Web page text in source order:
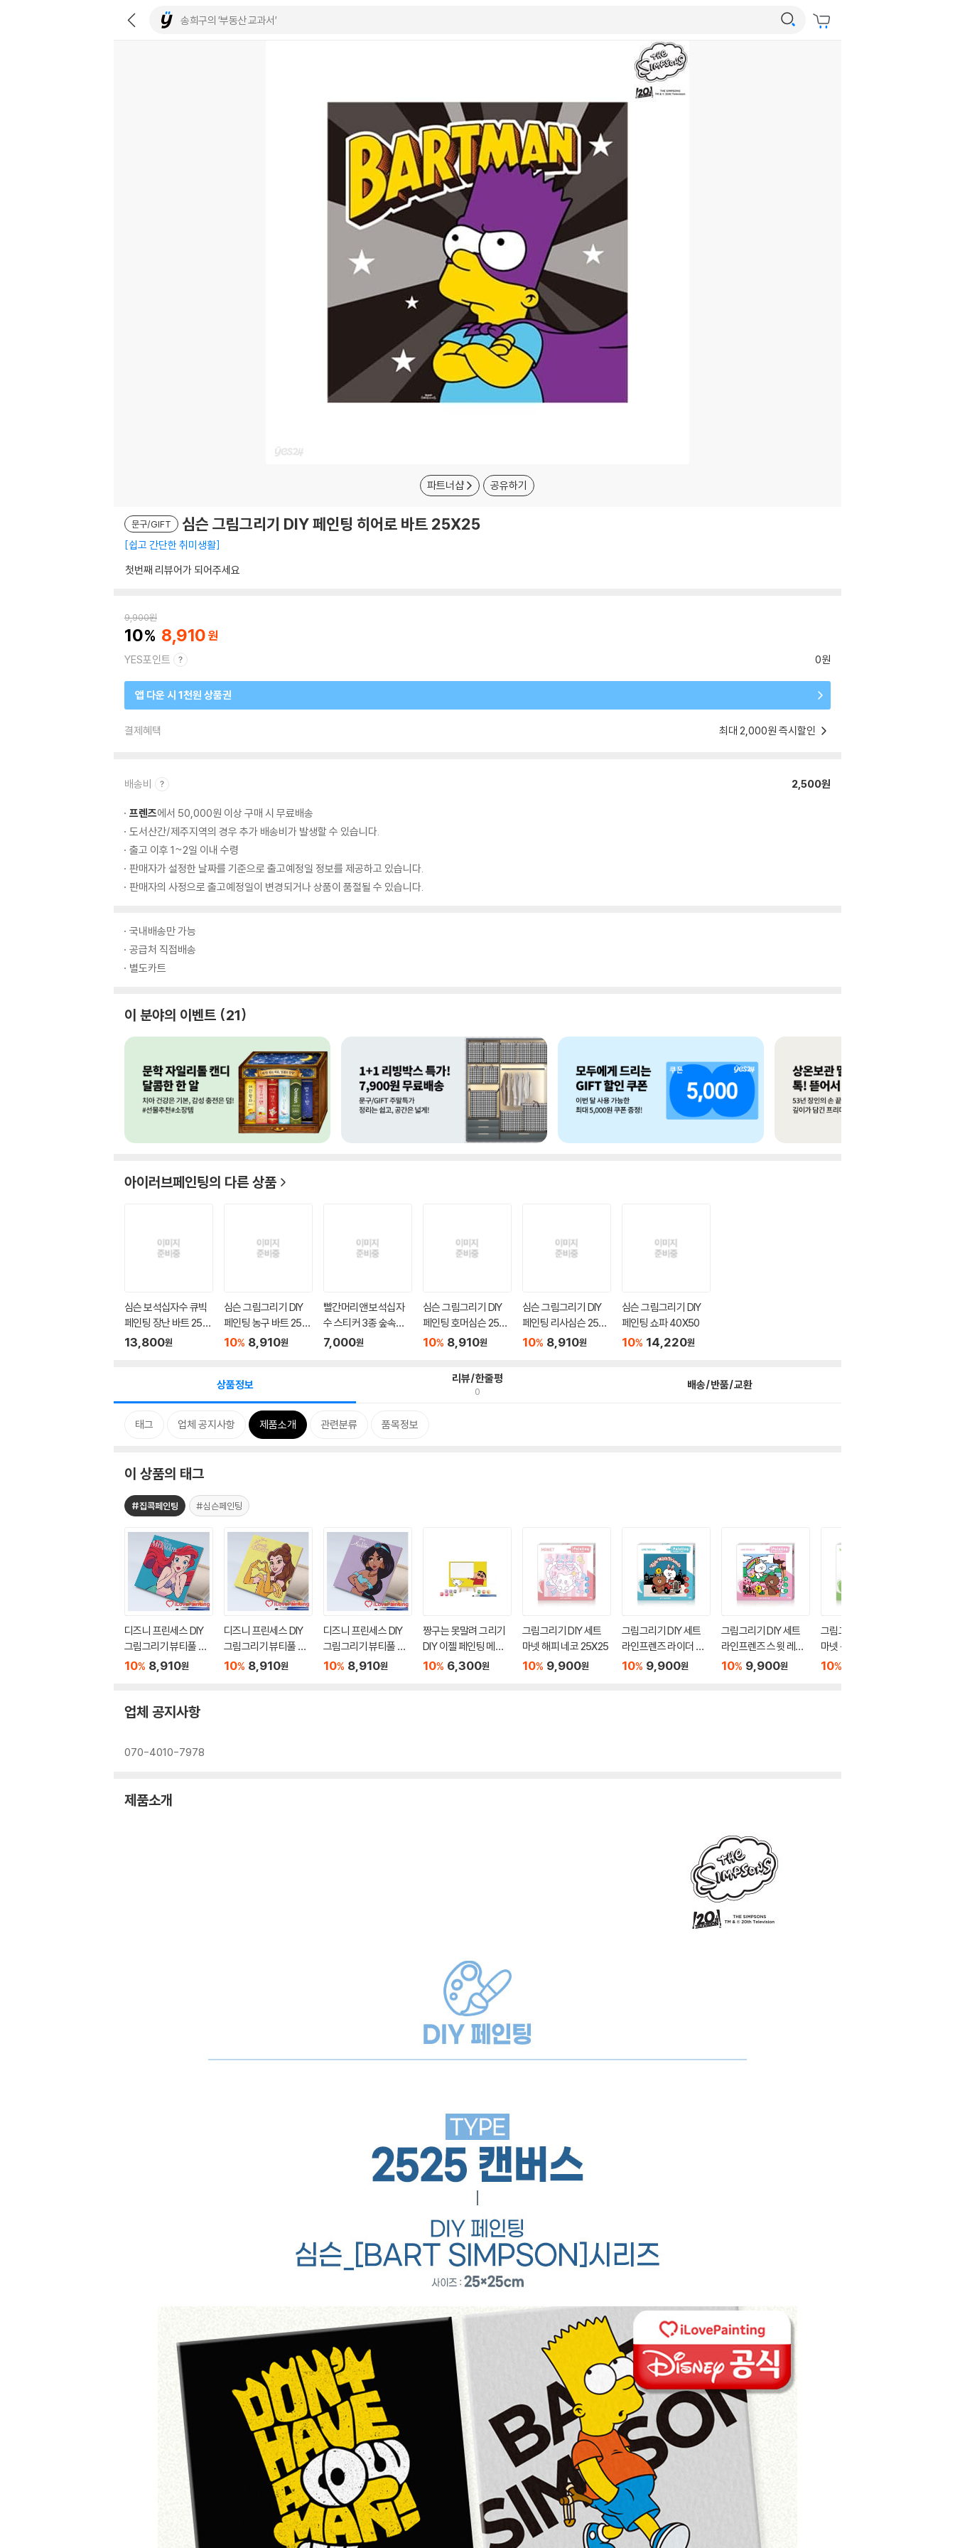
파트너샵 공유하기
문구/GIFT 심슨 그림그리기 DIY 페인팅 히어로 바트 25X25
쉽고 간단한 취미생활
첫번째 리뷰어가 되어주세요
9,900원
10 8,910
YES포인트 0원
앱 다운 시 1천원 상품권
결제혜택 최대 2,000원 즉시할인
배송비 2,500원
프렌즈에서 50,000원 이상 구매 시 무료배송
도서산간/제주지역의 경우 추가 배송비가 발생할 수 있습니다.
출고 이후 1~2일 이내 수령
판매자가 설정한 날짜를 기준으로 출고예정일 정보를 제공하고 있습니다.
판매자의 사정으로 출고예정일이 변경되거나 상품이 품절될 수 있습니다.
국내배송만 가능
공급처 직접배송
별도카트
이 분야의 이벤트 21
아이러브페인팅의 다른 상품
심슨 보석십자수 큐빅
페인팅 장난 바트 25X
25
13,800원
심슨 그림그리기 DIY
페인팅 농구 바트 25X
25
10% 8,910원
빨간머리앤 보석십자
수 스티커 3종 숲속의
요정 1...
7,000원
심슨 그림그리기 DIY
페인팅 호머심슨 25X2
5
10% 8,910원
심슨 그림그리기 DIY
페인팅 리사심슨 25X2
5
10% 8,910원
심슨 그림그리기 DIY
페인팅 쇼파 40X50
10% 14,220원
상품정보 리뷰/한줄평
0 배송/반품/교환
태그 업체 공지사항 제품소개 관련분류 품목정보
이 상품의 태그
#집콕페인팅 #심슨페인팅
디즈니 프린세스 DIY
그림그리기 뷰티풀 에
리얼 25X25
10% 8,910원
디즈니 프린세스 DIY
그림그리기 뷰티풀 벨
25X25
10% 8,910원
디즈니 프린세스 DIY
그림그리기 뷰티풀 쟈
스민 25X25
10% 8,910원
짱구는 못말려 그리기
DIY 이젤 페인팅 메모
장 10X15
10% 6,300원
그림그리기 DIY 세트
마넷 해피 네코 25X25
10% 9,900원
그림그리기 DIY 세트
라인프렌즈 라이더 프
렌즈 25X25
10% 9,900원
그림그리기 DIY 세트
라인프렌즈 스윗 레인
보우 25X25
10% 9,900원
그림그리기 DIY 세트
마넷 선플라워 시바프
렌즈 25X25
10%
업체 공지사항
070-4010-7978
제품소개